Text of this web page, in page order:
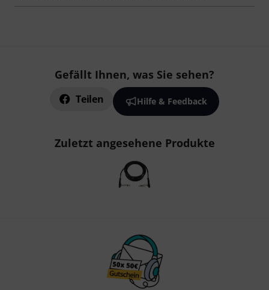
Gefällt Ihnen, was Sie sehen?
Teilen Hilfe & Feedback
Zuletzt angesehene Produkte